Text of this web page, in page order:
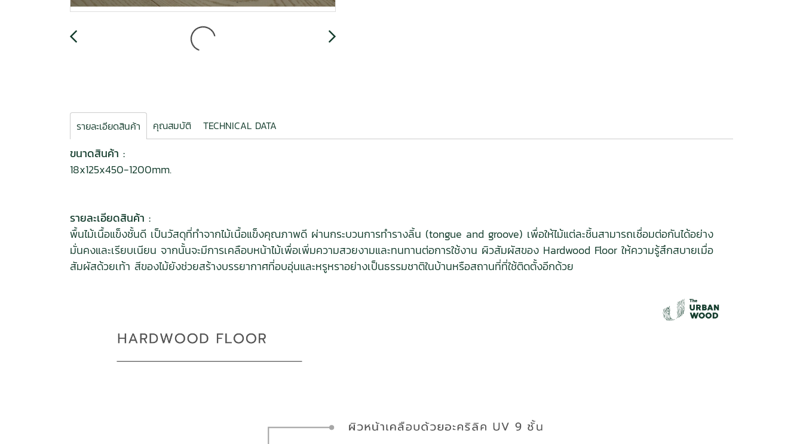
รายละเอียดสินค้า คุณสมบัติ TECHNICAL DATA
ขนาดสินค้า :
18x125x450-1200mm.
รายละเอียดสินค้า :
พื้นไม้เนื้อแข็งชั้นดี เป็นวัสดุที่ทำจากไม้เนื้อแข็งคุณภาพดี ผ่านกระบวนการทำรางลิ้น (tongue and groove) เพื่อให้ไม้แต่ละชิ้นสามารถเชื่อมต่อกันได้อย่าง
มั่นคงและเรียบเนียน จากนั้นจะมีการเคลือบหน้าไม้เพื่อเพิ่มความสวยงามและทนทานต่อการใช้งาน ผิวสัมผัสของ Hardwood Floor ให้ความรู้สึกสบายเมื่อ
สัมผัสด้วยเท้า สีของไม้ยังช่วยสร้างบรรยากาศที่อบอุ่นและหรูหราอย่างเป็นธรรมชาติในบ้านหรือสถานที่ที่ใช้ติดตั้งอีกด้วย